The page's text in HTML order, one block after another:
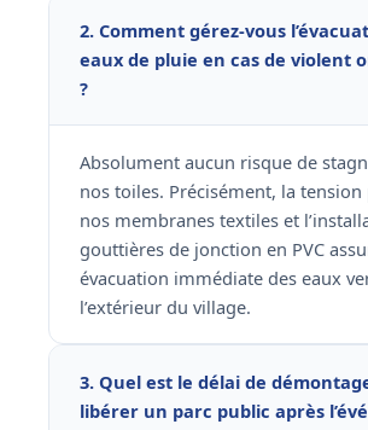
2. Comment gérez-vous
eaux de pluie en cas de violent
?
Absolument aucun risque de
nos toiles. Précisément, la
nos membranes textiles et
gouttières de jonction en PVC
évacuation immédiate des eaux
l’extérieur du village.
3. Quel est le délai de
libérer un parc public après